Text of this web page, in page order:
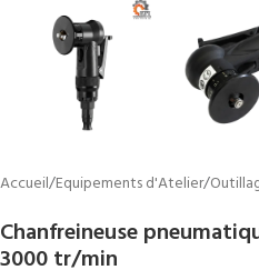
Accueil/Equipements d'Atelier/
Chanfreineuse
3000 tr/min